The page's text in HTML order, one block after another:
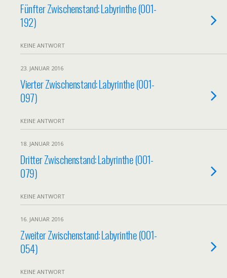
Fünfter Zwischenstand: Labyrinthe (001-
192)
KEINE ANTWORT
23. JANUAR 2016
Vierter Zwischenstand: Labyrinthe (001-
097)
KEINE ANTWORT
18. JANUAR 2016
Dritter Zwischenstand: Labyrinthe (001-
079)
KEINE ANTWORT
16. JANUAR 2016
Zweiter Zwischenstand: Labyrinthe (001-
054)
KEINE ANTWORT